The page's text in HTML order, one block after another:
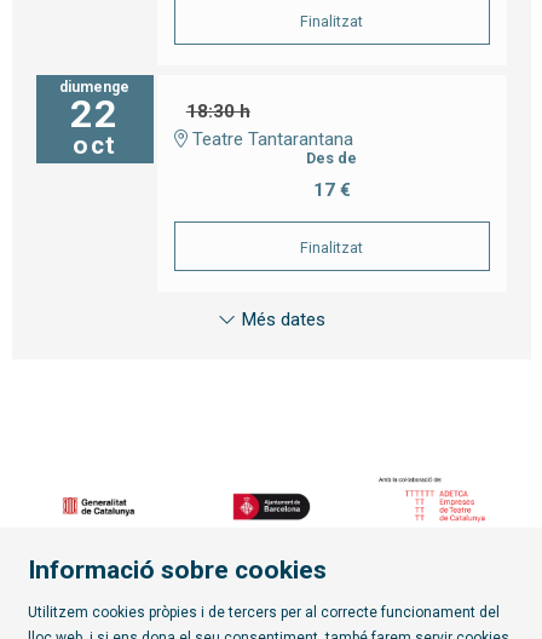
Finalitzat
diumenge
22
oct
18:30 h
Teatre Tantarantana
Des de
17 €
Finalitzat
Més dates
Diapositiva 3 de 7
Informació sobre cookies
Utilitzem cookies pròpies i de tercers per al correcte funcionament del